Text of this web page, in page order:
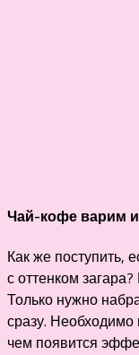
Чай-кофе варим
Как же поступить,
с оттенком
Только нужно
сразу. Необходимо
чем появится